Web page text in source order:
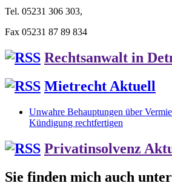
Tel. 05231 306 303,
Fax 05231 87 89 834
Rechtsanwalt in
Mietrecht Aktuell
Unwahre Behauptungen über
Kündigung rechtfertigen
Privatinsolvenz
Sie finden mich auch